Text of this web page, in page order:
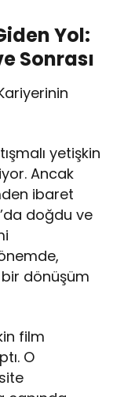
Yol:
Sonrası
yetişkin
Ancak
ibaret
doğdu ve
bir dönüşüm
film
O